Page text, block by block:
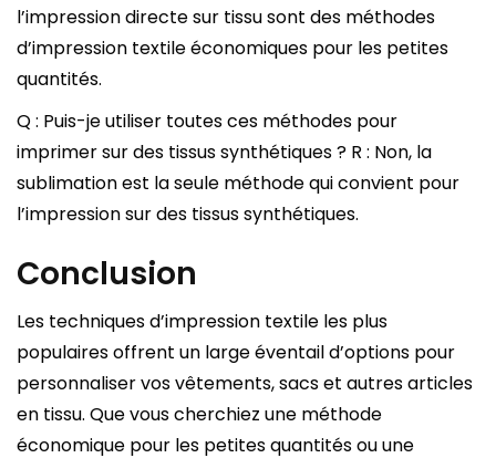
l’impression directe sur tissu sont des méthodes
d’impression textile économiques pour les petites
quantités.
Q : Puis-je utiliser toutes ces méthodes pour
imprimer sur des tissus synthétiques ? R : Non, la
sublimation est la seule méthode qui convient pour
l’impression sur des tissus synthétiques.
Conclusion
Les techniques d’impression textile les plus
populaires offrent un large éventail d’options pour
personnaliser vos vêtements, sacs et autres articles
en tissu. Que vous cherchiez une méthode
économique pour les petites quantités ou une